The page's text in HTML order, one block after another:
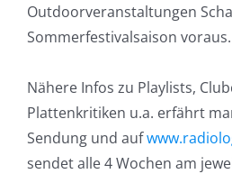
Outdoorveranstaltungen
Sommerfestivalsaison voraus.
Nähere Infos zu Playlists,
Plattenkritiken u.a. erfährt
Sendung und auf
sendet alle 4 Wochen am